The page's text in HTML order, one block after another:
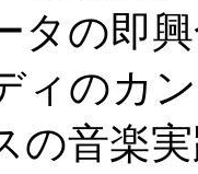
タの即
ィのカ
の音楽